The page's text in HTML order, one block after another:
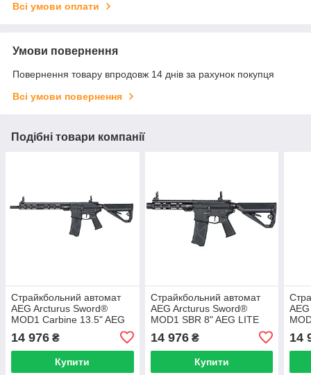
Всі умови оплати
Умови повернення
Повернення товару впродовж 14 днів за рахунок покупця
Всі умови повернення
Подібні товари компанії
Страйкбольний автомат
AEG Arcturus Sword®
MOD1 Carbine 13.5" AEG
14 976 ₴
Купити
Страйкбольний автомат
AEG Arcturus Sword®
MOD1 SBR 8" AEG LITE
14 976₴
Купити
14